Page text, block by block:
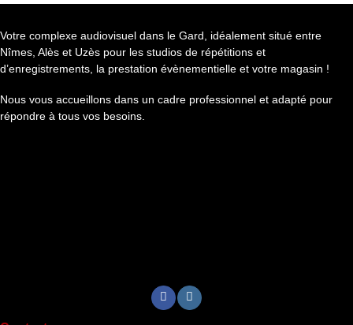
Votre complexe audiovisuel dans le Gard, idéalement situé entre
Nîmes, Alès et Uzès pour les studios de répétitions et
d’enregistrements, la prestation évènementielle et votre magasin !
Nous vous accueillons dans un cadre professionnel et adapté pour
répondre à tous vos besoins.